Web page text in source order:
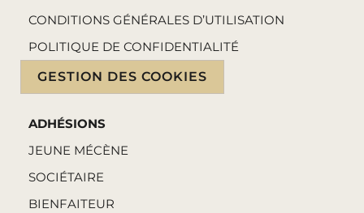
CONDITIONS GÉNÉRALES D’UTILISATION
POLITIQUE DE CONFIDENTIALITÉ
GESTION DES COOKIES
ADHÉSIONS
JEUNE MÉCÈNE
SOCIÉTAIRE
BIENFAITEUR